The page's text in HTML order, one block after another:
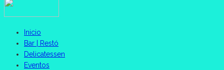
Inicio
Bar | Restó
Delicatessen
Eventos